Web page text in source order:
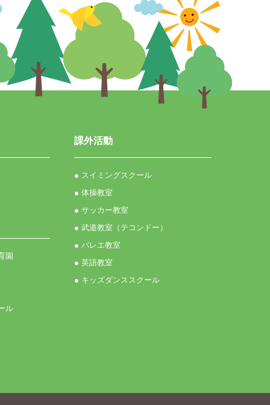
園
ル
課外活動
● スイミングスクール
● 体操教室
● サッカー教室
● 武道教室（テコンドー）
● バレエ教室
● 英語教室
● キッズダンススクール